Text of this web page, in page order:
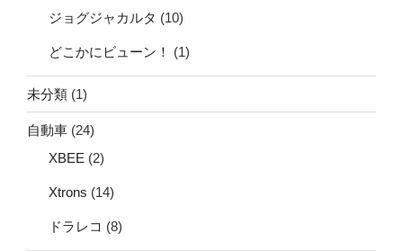
ジョグジャカルタ (10)
どこかにビューン！ (1)
未分類 (1)
自動車 (24)
XBEE (2)
Xtrons (14)
ドラレコ (8)